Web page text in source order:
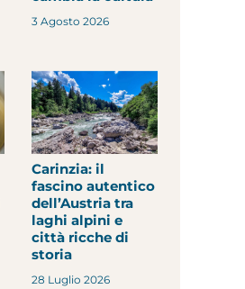
3 Agosto 2026
Carinzia: il
fascino autentico
dell’Austria tra
laghi alpini e
città ricche di
storia
28 Luglio 2026